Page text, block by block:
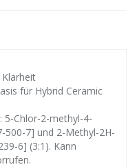
für Hybrid Ceramic
5-Chlor-2-methyl-4-
500-7] und 2-Methyl-2H-
6] (3:1). Kann